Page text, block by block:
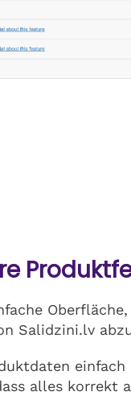
Salidzini.lv
alles korrekt